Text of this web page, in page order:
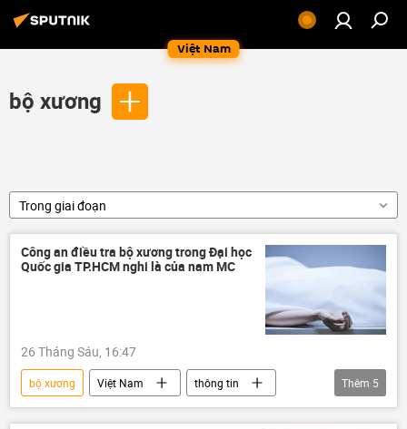
Việt Nam
bộ xương
Trong giai đoạn
Công an điều tra bộ xương trong Đại học
Quốc gia TP.HCM nghi là của nam MC
26 Tháng Sáu, 16:47
bộ xương Việt Nam
thông tin
Xã hội
Pháp luật
Thêm 5